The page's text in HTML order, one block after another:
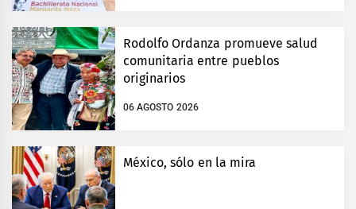
Rodolfo Ordanza promueve salud
comunitaria entre pueblos
originarios
06 AGOSTO 2026
México, sólo en la mira